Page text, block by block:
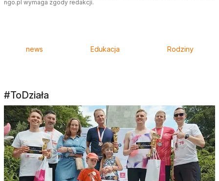
ngo.pl wymaga zgody redakcji.
news Edukacja Rodziny
#ToDziała